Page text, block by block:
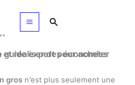
Rechercher
malin, stocker serein et réaliser des économies
gros n’est plus seulement une